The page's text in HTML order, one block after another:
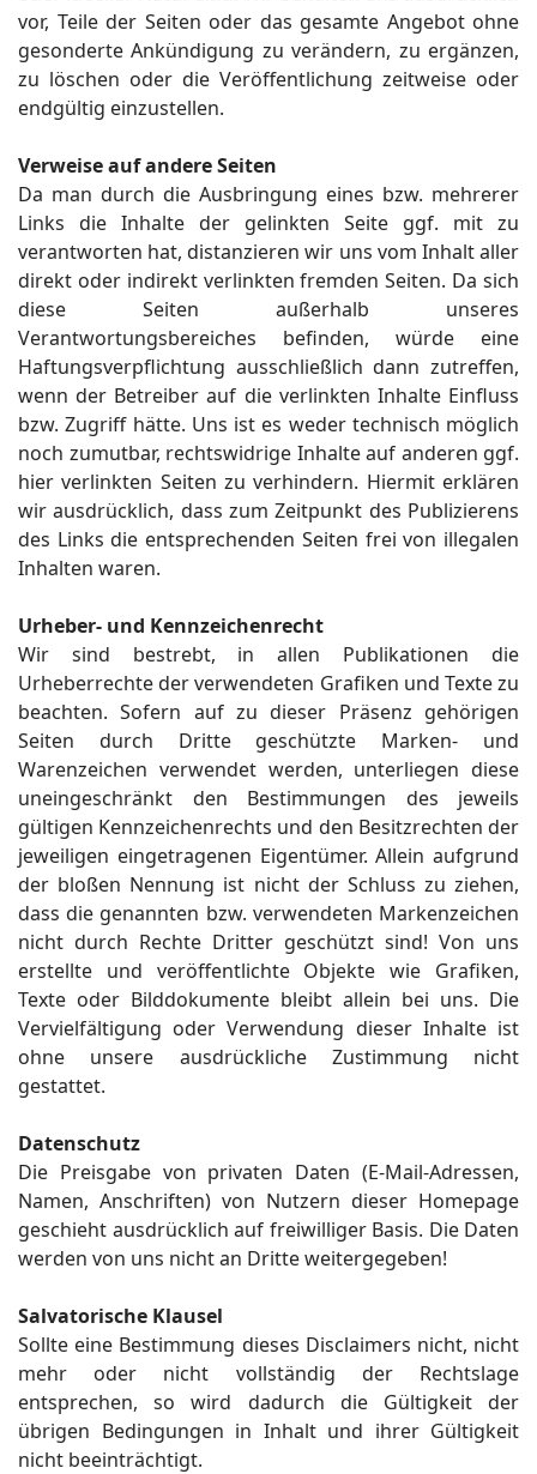
vor, Teile der Seiten oder das gesamte Angebot ohne
gesonderte Ankündigung zu verändern, zu ergänzen,
zu löschen oder die Veröffentlichung zeitweise oder
endgültig einzustellen.
Verweise auf andere Seiten
Da man durch die Ausbringung eines bzw. mehrerer
Links die Inhalte der gelinkten Seite ggf. mit zu
verantworten hat, distanzieren wir uns vom Inhalt aller
direkt oder indirekt verlinkten fremden Seiten. Da sich
diese Seiten außerhalb unseres
Verantwortungsbereiches befinden, würde eine
Haftungsverpflichtung ausschließlich dann zutreffen,
wenn der Betreiber auf die verlinkten Inhalte Einfluss
bzw. Zugriff hätte. Uns ist es weder technisch möglich
noch zumutbar, rechtswidrige Inhalte auf anderen ggf.
hier verlinkten Seiten zu verhindern. Hiermit erklären
wir ausdrücklich, dass zum Zeitpunkt des Publizierens
des Links die entsprechenden Seiten frei von illegalen
Inhalten waren.
Urheber- und Kennzeichenrecht
Wir sind bestrebt, in allen Publikationen die
Urheberrechte der verwendeten Grafiken und Texte zu
beachten. Sofern auf zu dieser Präsenz gehörigen
Seiten durch Dritte geschützte Marken- und
Warenzeichen verwendet werden, unterliegen diese
uneingeschränkt den Bestimmungen des jeweils
gültigen Kennzeichenrechts und den Besitzrechten der
jeweiligen eingetragenen Eigentümer. Allein aufgrund
der bloßen Nennung ist nicht der Schluss zu ziehen,
dass die genannten bzw. verwendeten Markenzeichen
nicht durch Rechte Dritter geschützt sind! Von uns
erstellte und veröffentlichte Objekte wie Grafiken,
Texte oder Bilddokumente bleibt allein bei uns. Die
Vervielfältigung oder Verwendung dieser Inhalte ist
ohne unsere ausdrückliche Zustimmung nicht
gestattet.
Datenschutz
Die Preisgabe von privaten Daten (E-Mail-Adressen,
Namen, Anschriften) von Nutzern dieser Homepage
geschieht ausdrücklich auf freiwilliger Basis. Die Daten
werden von uns nicht an Dritte weitergegeben!
Salvatorische Klausel
Sollte eine Bestimmung dieses Disclaimers nicht, nicht
mehr oder nicht vollständig der Rechtslage
entsprechen, so wird dadurch die Gültigkeit der
übrigen Bedingungen in Inhalt und ihrer Gültigkeit
nicht beeinträchtigt.